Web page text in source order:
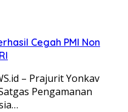
Cegah PMI Non
– Prajurit Yonkav
Pengamanan